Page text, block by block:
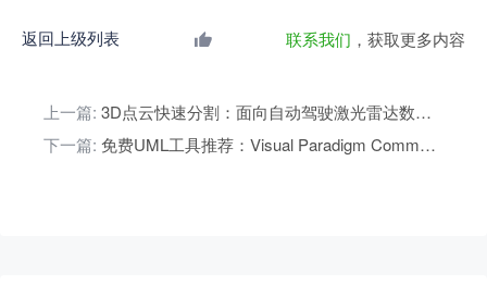
返回上级列表 联系我们 ，获取更多内容
上一篇:
3D点云快速分割：面向自动驾驶激光雷达数据的范式（A Paradigm on LiDAR Data for Autonomous Vehicle Applications）
下一篇:
免费UML工具推荐：Visual Paradigm Community Edition